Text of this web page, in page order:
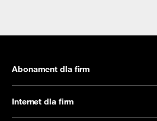
Abonament dla firm
Internet dla firm